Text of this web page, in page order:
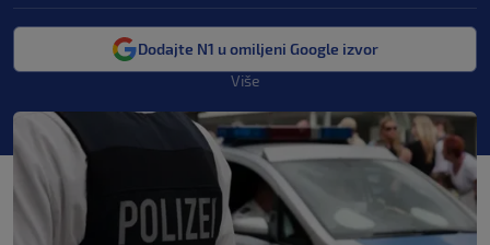
Dodajte N1 u omiljeni Google izvor
Više